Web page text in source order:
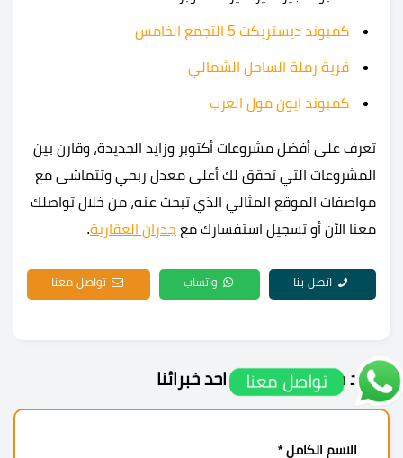
كمبوند ديستريكت 5 التجمع الخامس
قرية رملة الساحل الشمالي
كمبوند ايون مول العرب
تعرف على أفضل مشروعات أكتوبر وزايد الجديدة، وقارن بين
المشروعات التي تحقق لك أعلى معدل ربحي وتتماشى مع
مواصفات الموقع المثالي الذي تبحث عنه، من خلال تواصلك
معنا الآن أو تسجيل استفسارك مع جدران العقارية.
اتصل بنا واتساب تواصل معنا
حدد موعد اجتماع مع احد خبرائنا
الاسم الكامل *
تواصل معنا